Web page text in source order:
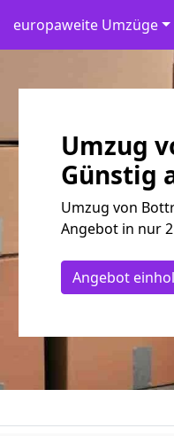
europaweite Umzüge
Umzug
Günstig
Umzug von
Angebot in nur
Angebot